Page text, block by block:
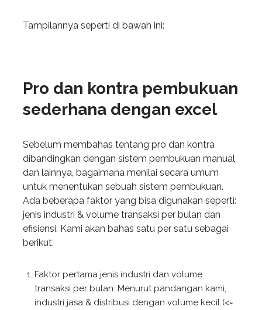
Tampilannya seperti di bawah ini:
Pro dan kontra pembukuan
sederhana dengan excel
Sebelum membahas tentang pro dan kontra
dibandingkan dengan sistem pembukuan manual
dan lainnya, bagaimana menilai secara umum
untuk menentukan sebuah sistem pembukuan.
Ada beberapa faktor yang bisa digunakan seperti:
jenis industri & volume transaksi per bulan dan
efisiensi. Kami akan bahas satu per satu sebagai
berikut.
Faktor pertama jenis industri dan volume
transaksi per bulan. Menurut pandangan kami,
industri jasa & distribusi dengan volume kecil (<=